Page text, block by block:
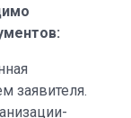
заявителя.